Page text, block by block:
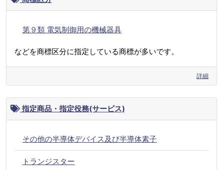
第９類 電気制御用の機械器具
などを商標区分に指定している商標が多いです。
詳細
指定商品・指定役務(サービス)
その他の半導体デバイス及び半導体素子
トランジスター